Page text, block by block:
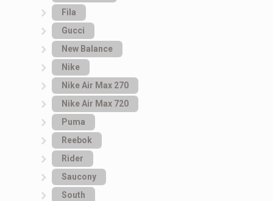
Fila
Gucci
New Balance
Nike
Nike Air Max 270
Nike Air Max 720
Puma
Reebok
Rider
Saucony
South